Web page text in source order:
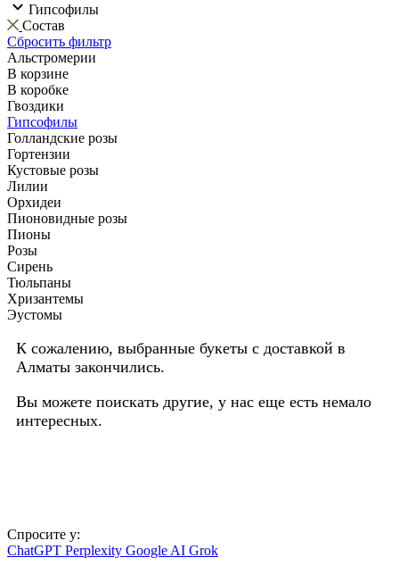
Гипсофилы
Состав
Сбросить фильтр
Альстромерии
В корзине
В коробке
Гвоздики
Гипсофилы
Голландские розы
Гортензии
Кустовые розы
Лилии
Орхидеи
Пионовидные розы
Пионы
Розы
Сирень
Тюльпаны
Хризантемы
Эустомы
К сожалению, выбранные букеты с доставкой в
Алматы закончились.
Вы можете поискать другие, у нас еще есть немало
интересных.
Спросите у:
ChatGPT Perplexity Google AI Grok